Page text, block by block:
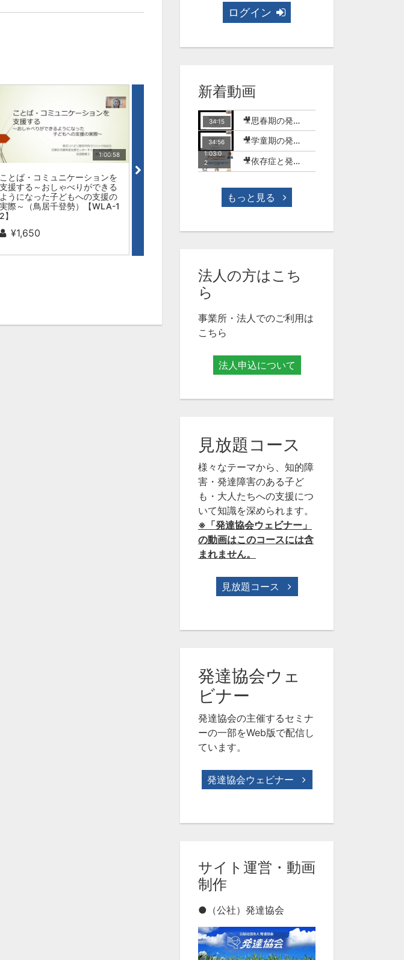
1:00:58
ことば・コミュニケーションを
支援する～おしゃべりができる
ようになった子どもへの支援の
実際～（鳥居千登勢）【WLA-1
2】
¥1,650
ケーション特性 ー方言研究から
ー（松本敏治）【WLA-11】
害と吃音を中心に－（原由紀
ログイン
新着動画
34:15 🎥思春期の発達障害のある子どもとSNSの世界【MT-18】
34:56 🎥学童期の発達障害のある子どもとSNSやゲームの世界【MT-17】
1:03:0
2
🎥依存症と発達障害-ゲーム行動症を中心に-(今村明)【WME-10】
もっと見る
法人の方はこち
ら
事業所・法人でのご利用は
こちら
法人申込について
見放題コース
様々なテーマから、知的障
害・発達障害のある子ど
も・大人たちへの支援につ
いて知識を深められます。
※「発達協会ウェビナー」
の動画はこのコースには含
まれません。
見放題コース
発達協会ウェ
ビナー
発達協会の主催するセミナ
ーの一部をWeb版で配信し
ています。
発達協会ウェビナー
サイト運営・動画
制作
●（公社）発達協会